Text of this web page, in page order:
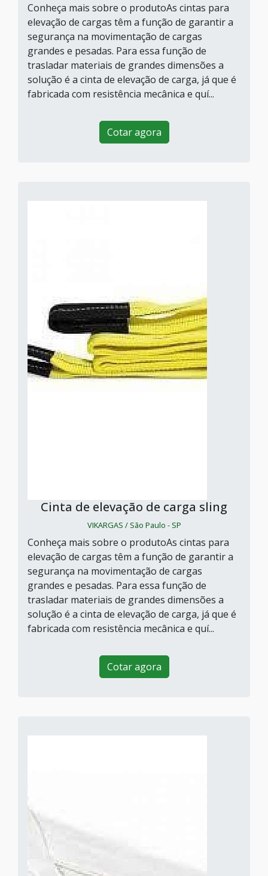
Conheça mais sobre o produtoAs cintas para
elevação de cargas têm a função de garantir a
segurança na movimentação de cargas
grandes e pesadas. Para essa função de
trasladar materiais de grandes dimensões a
solução é a cinta de elevação de carga, já que é
fabricada com resistência mecânica e quí...
Cotar agora
Cinta de elevação de carga sling
VIKARGAS / São Paulo - SP
Conheça mais sobre o produtoAs cintas para
elevação de cargas têm a função de garantir a
segurança na movimentação de cargas
grandes e pesadas. Para essa função de
trasladar materiais de grandes dimensões a
solução é a cinta de elevação de carga, já que é
fabricada com resistência mecânica e quí...
Cotar agora